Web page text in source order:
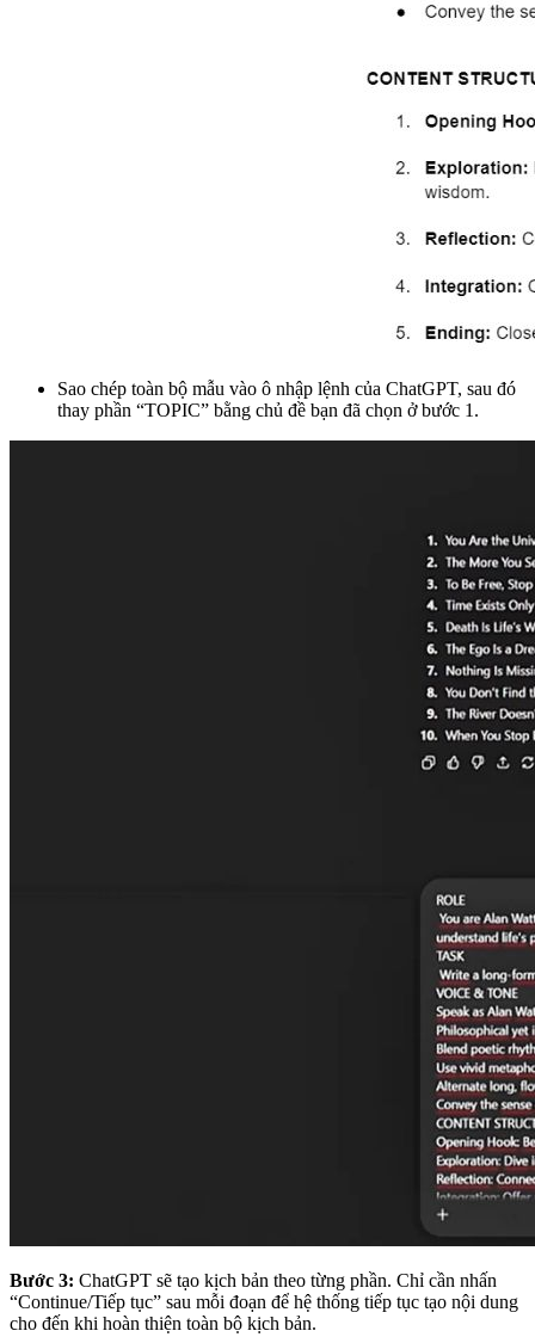
Sao chép toàn bộ mẫu vào ô nhập lệnh của ChatGPT, sau đó
thay phần “TOPIC” bằng chủ đề bạn đã chọn ở bước 1.
Bước 3: ChatGPT sẽ tạo kịch bản theo từng phần. Chỉ cần nhấn
“Continue/Tiếp tục” sau mỗi đoạn để hệ thống tiếp tục tạo nội dung
cho đến khi hoàn thiện toàn bộ kịch bản.